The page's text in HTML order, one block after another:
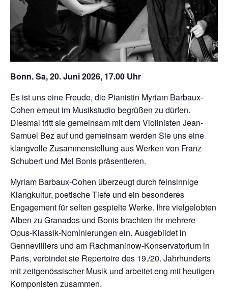
Bonn. Sa, 20. Juni 2026, 17.00 Uhr
Es ist uns eine Freude, die Pianistin Myriam Barbaux-
Cohen erneut im Musikstudio begrüßen zu dürfen.
Diesmal tritt sie gemeinsam mit dem Violinisten Jean-
Samuel Bez auf und gemeinsam werden Sie uns eine
klangvolle Zusammenstellung aus Werken von Franz
Schubert und Mel Bonis präsentieren.
Myriam Barbaux‑Cohen überzeugt durch feinsinnige
Klangkultur, poetische Tiefe und ein besonderes
Engagement für selten gespielte Werke. Ihre vielgelobten
Alben zu Granados und Bonis brachten ihr mehrere
Opus‑Klassik‑Nominierungen ein. Ausgebildet in
Gennevilliers und am Rachmaninow‑Konservatorium in
Paris, verbindet sie Repertoire des 19./20. Jahrhunderts
mit zeitgenössischer Musik und arbeitet eng mit heutigen
Komponisten zusammen.